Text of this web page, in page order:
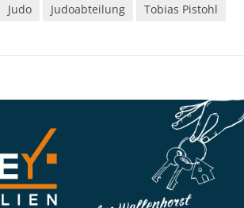
Judo Judoabteilung Tobias Pistohl